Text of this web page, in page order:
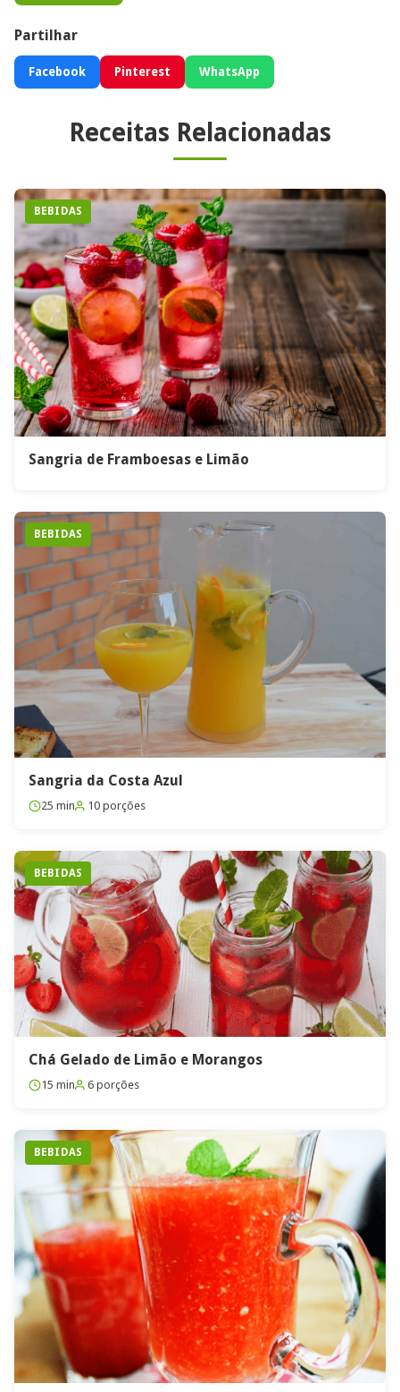
Partilhar
Facebook Pinterest WhatsApp
Receitas Relacionadas
BEBIDAS
Sangria de Framboesas e Limão
BEBIDAS
Sangria da Costa Azul
25 min 10 porções
BEBIDAS
Chá Gelado de Limão e Morangos
15 min 6 porções
BEBIDAS